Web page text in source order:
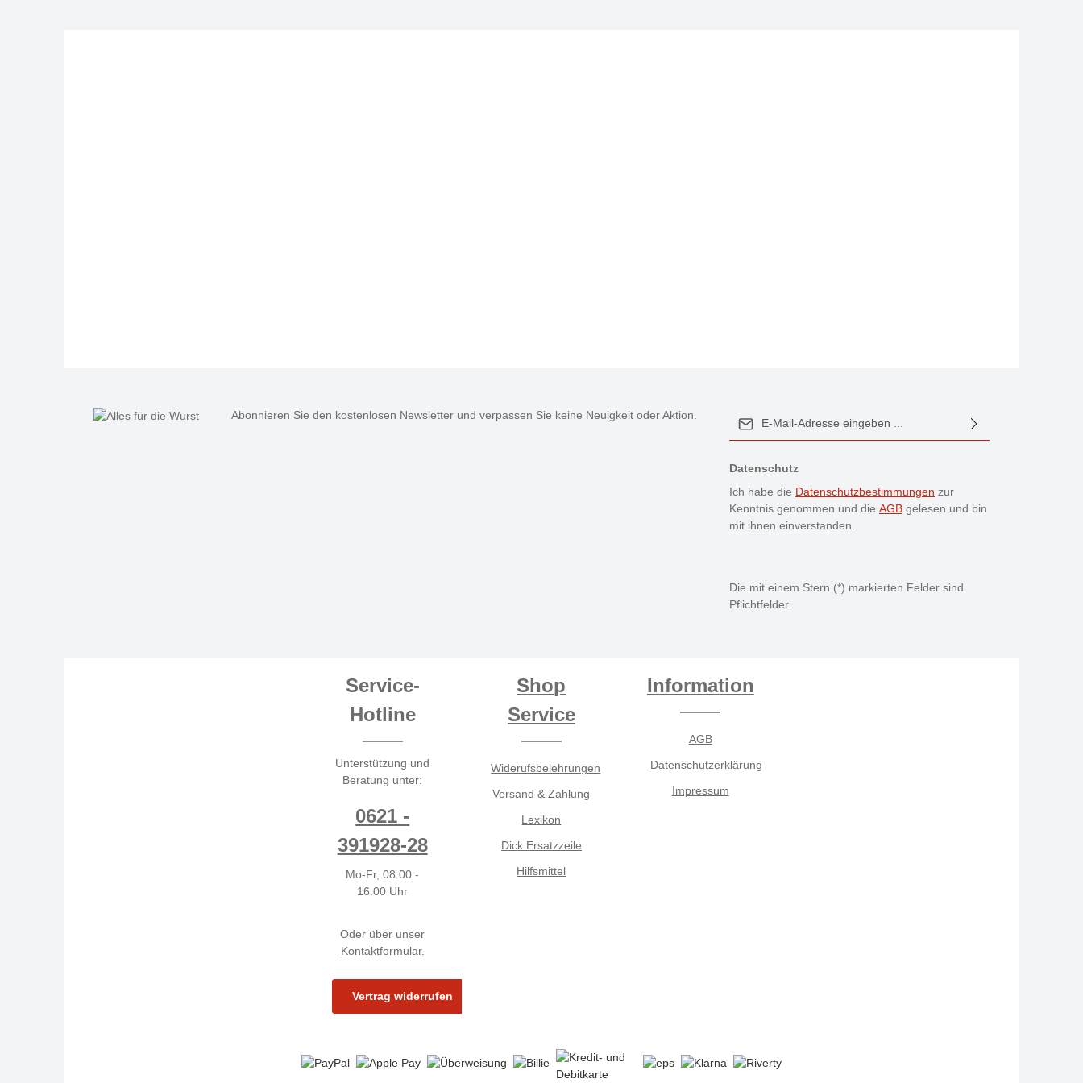
Abonnieren Sie den kostenlosen Newsletter und verpassen Sie keine Neuigkeit oder Aktion.
Datenschutz
Ich habe die Datenschutzbestimmungen zur
Kenntnis genommen und die AGB gelesen und bin
mit ihnen einverstanden.
Die mit einem Stern (*) markierten Felder sind
Pflichtfelder.
Service-
Hotline
Unterstützung und
Beratung unter:
0621 -
391928-28
Mo-Fr, 08:00 -
16:00 Uhr
Oder über unser
Kontaktformular.
Vertrag widerrufen
Shop
Service
Widerufsbelehrungen
Versand & Zahlung
Lexikon
Dick Ersatzzeile
Hilfsmittel
Information
AGB
Datenschutzerklärung
Impressum